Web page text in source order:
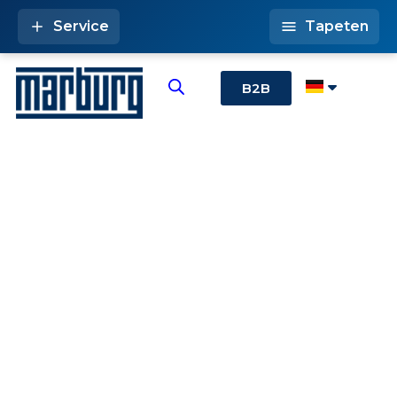
B2B
Service Tapeten